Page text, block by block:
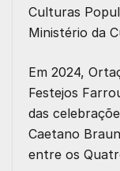
Culturas
Ministério da
Em 2024,
Festejos
das
Caetano
entre os